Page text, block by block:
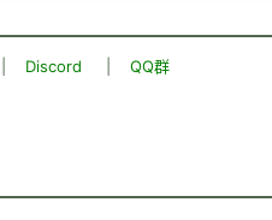
Discord QQ群